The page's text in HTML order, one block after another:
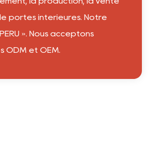
portes intérieures. Notre
». Nous acceptons
ODM et OEM.